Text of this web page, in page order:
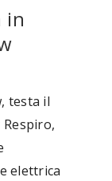
in
testa il
elettrica